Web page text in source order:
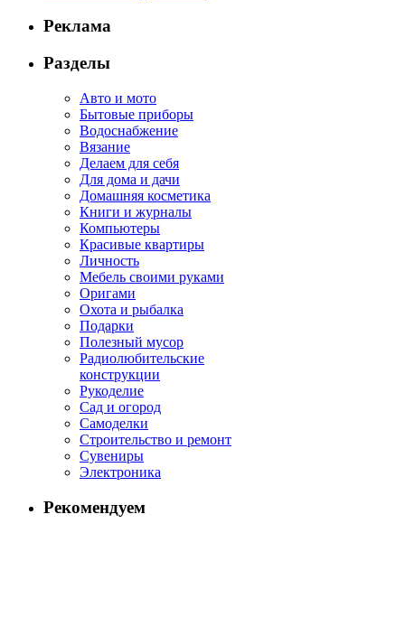
Реклама
Разделы
Авто и мото
Бытовые приборы
Водоснабжение
Вязание
Делаем для себя
Для дома и дачи
Домашняя косметика
Книги и журналы
Компьютеры
Красивые квартиры
Личность
Мебель своими руками
Оригами
Охота и рыбалка
Подарки
Полезный мусор
Радиолюбительские
конструкции
Рукоделие
Сад и огород
Самоделки
Строительство и ремонт
Сувениры
Электроника
Рекомендуем